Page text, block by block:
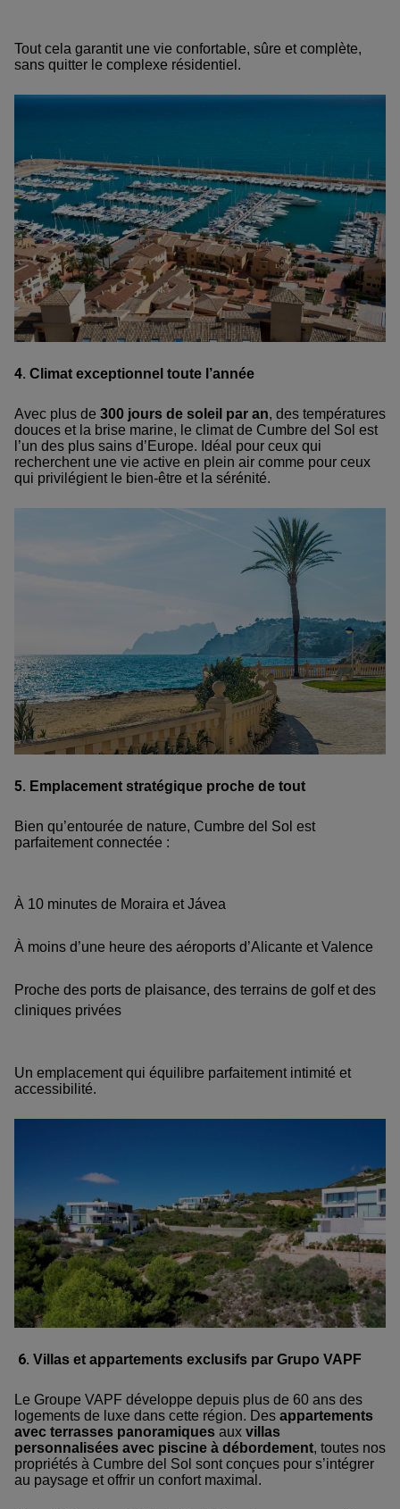
Tout cela garantit une vie confortable, sûre et complète,
sans quitter le complexe résidentiel.
4. Climat exceptionnel toute l’année
Avec plus de 300 jours de soleil par an, des températures
douces et la brise marine, le climat de Cumbre del Sol est
l’un des plus sains d’Europe. Idéal pour ceux qui
recherchent une vie active en plein air comme pour ceux
qui privilégient le bien-être et la sérénité.
5. Emplacement stratégique proche de tout
Bien qu’entourée de nature, Cumbre del Sol est
parfaitement connectée :
À 10 minutes de Moraira et Jávea
À moins d’une heure des aéroports d’Alicante et Valence
Proche des ports de plaisance, des terrains de golf et des
cliniques privées
Un emplacement qui équilibre parfaitement intimité et
accessibilité.
6. Villas et appartements exclusifs par Grupo VAPF
Le Groupe VAPF développe depuis plus de 60 ans des
logements de luxe dans cette région. Des appartements
avec terrasses panoramiques aux villas
personnalisées avec piscine à débordement, toutes nos
propriétés à Cumbre del Sol sont conçues pour s’intégrer
au paysage et offrir un confort maximal.